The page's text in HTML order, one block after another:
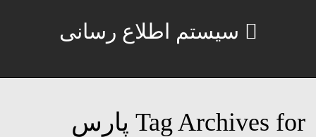
سیستم اطلاع رسانی
Tag Archives for پارس